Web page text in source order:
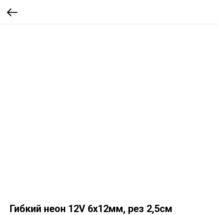
Гибкий неон 12V 6х12мм, рез 2,5см